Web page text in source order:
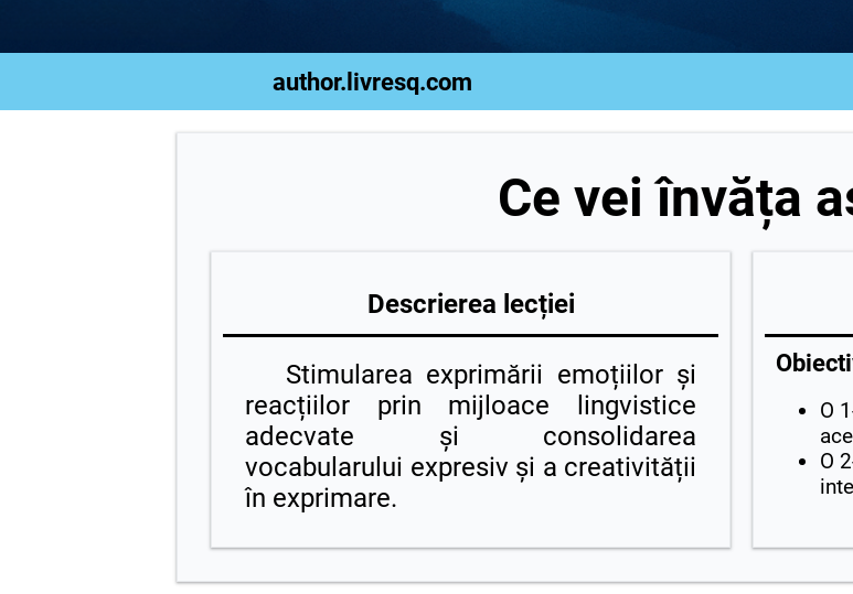
author.livresq.com
Ce vei învăța
Descrierea lecției
Stimularea exprimării emoțiilor și
reacțiilor prin mijloace lingvistice
adecvate și consolidarea
vocabularului expresiv și a creativității
în exprimare.
O
O